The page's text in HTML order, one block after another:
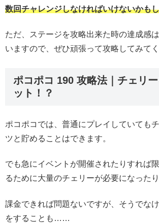
数回チャレンジしなければいけないかも
ただ、ステージを攻略出来た時の達成感
いますので、ぜひ頑張って攻略してみてく
ポコポコ 190 攻略法｜チェリ
ット！？
ポコポコでは、普通にプレイしていても
ツと貯めることはできます。
でも急にイベントが開催されたりすれば
るために大量のチェリーが必要になったり
課金できれば問題ないですが、そうでな
をすることも……